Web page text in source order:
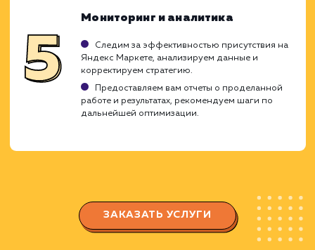
ассортимент товаров и целевую аудиторию.
Анализируем действия конкурентов на
Яндекс Маркете.
Разрабатываем стратегию работы на Яндекс
Маркете, максимально учитывающую
особенности вашего бизнеса.
Регистрация и настройка
магазина
Регистрируем ваш магазин на Яндекс